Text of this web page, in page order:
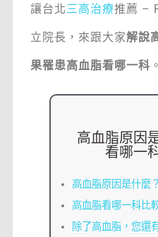
讓台北三高治療推薦 –
立院長，來跟大家解說
果罹患高血脂看哪一科 。
高血脂原因
看哪一
高血脂原因是什麼
高血脂看哪一科比
除了高血脂，您還